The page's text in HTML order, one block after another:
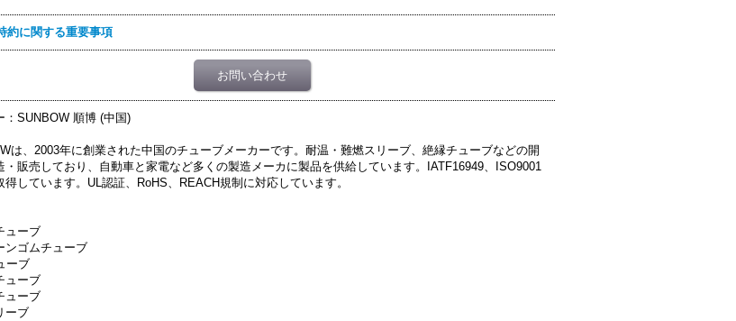
約に関する重要事項
お問い合わせ
：SUNBOW 順博 (中国)
は、2003年に創業された中国のチューブメーカーです。耐温・難燃スリーブ、絶縁チューブなどの開
・販売しており、自動車と家電など多くの製造メーカに製品を供給しています。IATF16949、ISO9001
得しています。UL認証、RoHS、REACH規制に対応しています。
ューブ
ンゴムチューブ
ーブ
ューブ
ューブ
ーブ